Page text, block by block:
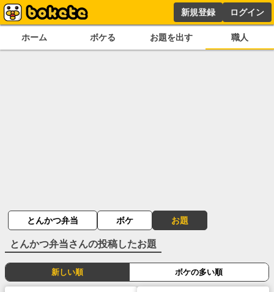
新規登録 ログイン
ホーム ボケる お題を出す 職人
とんかつ弁当 ボケ お題
とんかつ弁当さんの投稿したお題
新しい順 ボケの多い順